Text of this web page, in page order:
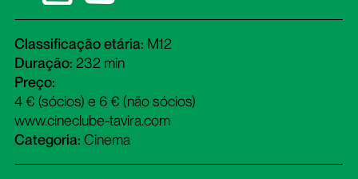
Classificação etária: M12
Duração: 232 min
Preço:
4 € (sócios) e 6 € (não sócios)
www.cineclube-tavira.com
Categoria: Cinema